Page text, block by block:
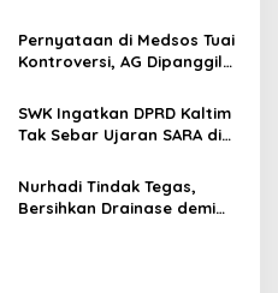
Dialog Bersempekat
Pernyataan di Medsos Tuai
Kontroversi, AG Dipanggil
SWK Ingatkan DPRD Kaltim
Tak Sebar Ujaran SARA di
Nurhadi Tindak Tegas,
Bersihkan Drainase demi